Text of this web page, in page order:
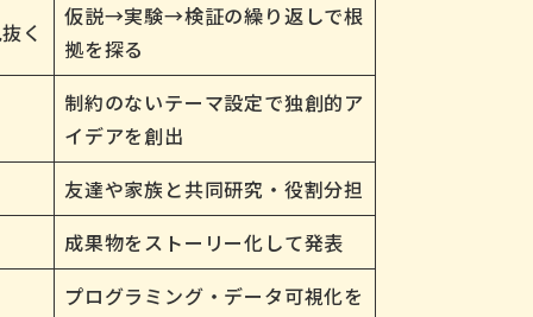
く
仮説→実験→検証の繰り返しで根
拠を探る
制約のないテーマ設定で独創的ア
イデアを創出
友達や家族と共同研究・役割分担
成果物をストーリー化して発表
プログラミング・データ可視化を